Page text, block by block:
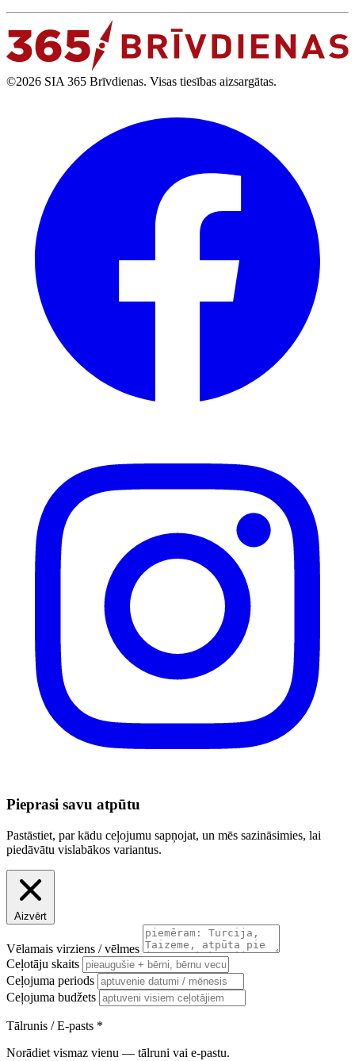
©2026 SIA 365 Brīvdienas. Visas tiesības aizsargātas.
Pieprasi savu atpūtu
Pastāstiet, par kādu ceļojumu sapņojat, un mēs sazināsimies, lai
piedāvātu vislabākos variantus.
Aizvērt
Vēlamais virziens / vēlmes
Ceļotāju skaits
Ceļojuma periods
Ceļojuma budžets
Tālrunis / E-pasts *
Norādiet vismaz vienu — tālruni vai e-pastu.